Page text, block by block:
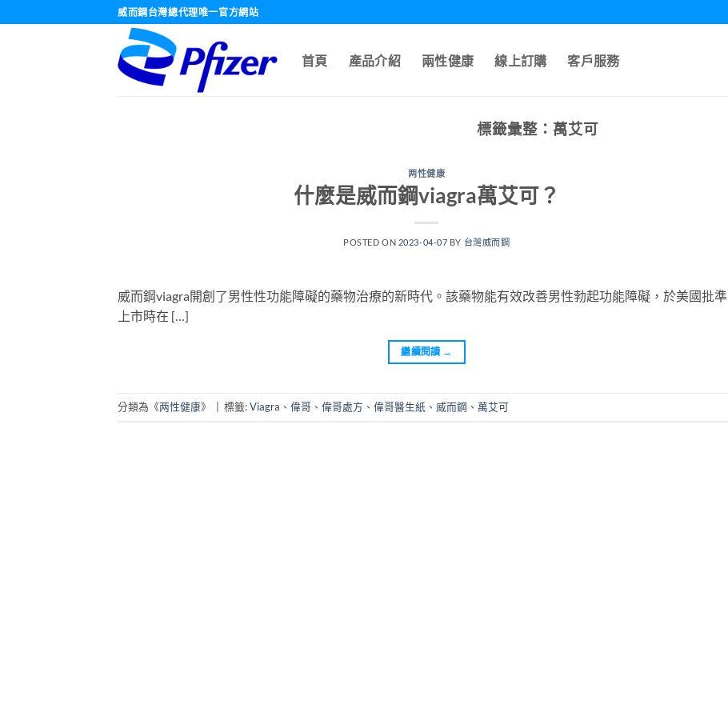
威而鋼台灣總代理唯一官方網站
首頁 產品介紹 兩性健康 線上訂購 客戶服務
標籤彙整： 萬艾可
两性健康
什麼是威而鋼viagra萬艾可？
POSTED ON 2023-04-07 BY 台灣威而鋼
威而鋼viagra開創了男性性功能障礙的藥物治療的新時代。該藥物能有效改善男性勃起功能障礙，於美國批準
上市時在 […]
繼續閱讀 →
分類為《两性健康》 標籤:Viagra 、 偉哥 、 偉哥處方 、 偉哥醫生紙 、 威而鋼 、 萬艾可